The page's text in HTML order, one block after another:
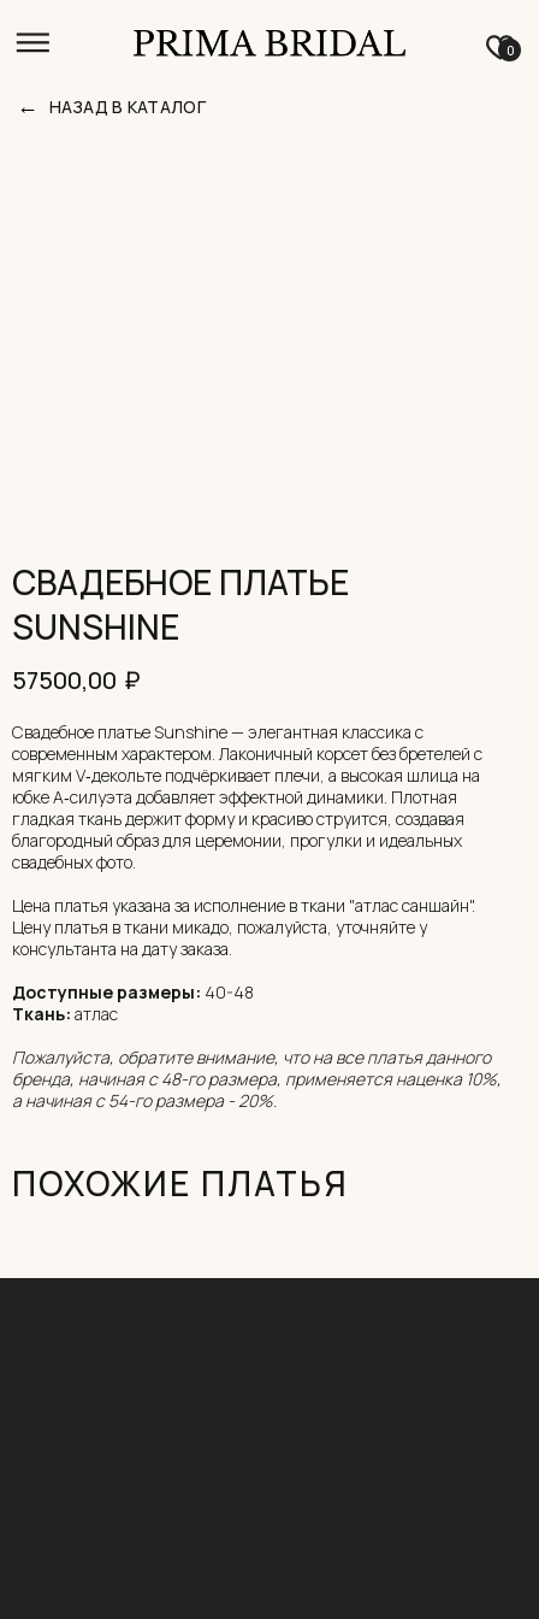
0
СВАДЕБНОЕ ПЛАТЬЕ
SUNSHINE
57500,00 ₽
Свадебное платье Sunshine — элегантная классика с
современным характером. Лаконичный корсет без бретелей с
мягким V‑декольте подчёркивает плечи, а высокая шлица на
юбке А‑силуэта добавляет эффектной динамики. Плотная
гладкая ткань держит форму и красиво струится, создавая
благородный образ для церемонии, прогулки и идеальных
свадебных фото.
Цена платья указана за исполнение в ткани "атлас саншайн".
Цену платья в ткани микадо, пожалуйста, уточняйте у
консультанта на дату заказа.
Доступные размеры: 40-48
Ткань: атлас
Пожалуйста, обратите внимание, что на все платья данного
бренда, начиная с 48-го размера, применяется наценка 10%,
а начиная с 54-го размера - 20%.
ПОХОЖИЕ ПЛАТЬЯ